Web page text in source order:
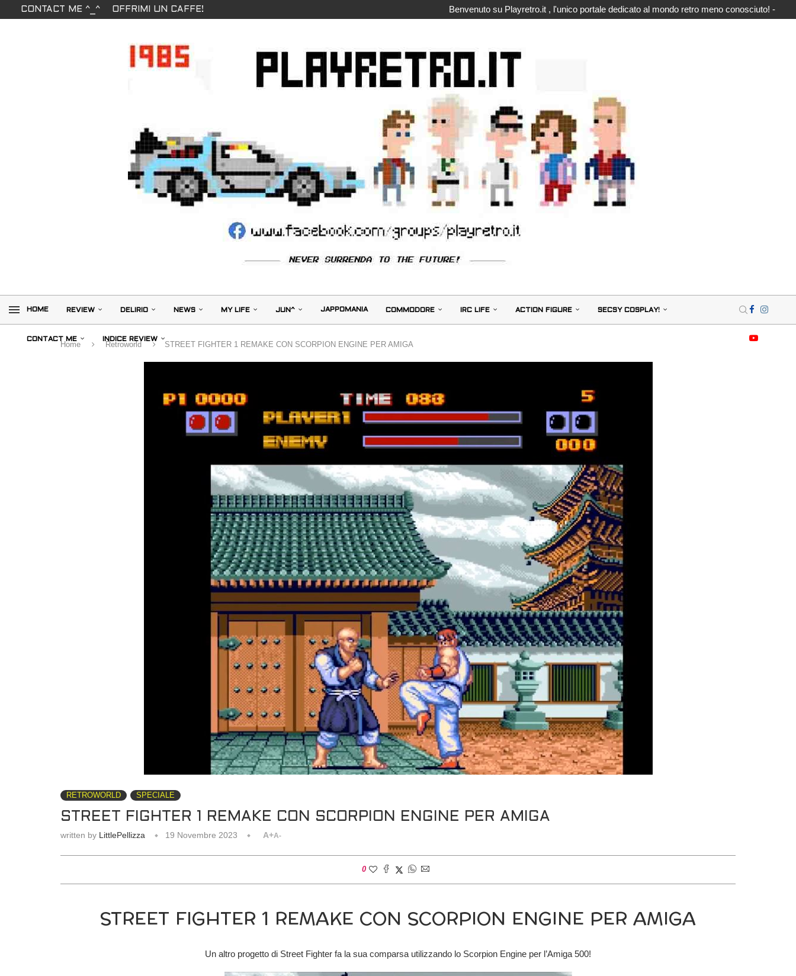
CONTACT ME ^_^ OFFRIMI UN CAFFE! Benvenuto su Playretro.it , l'unico portale dedicato al mondo retro meno conosciuto! -
HOME REVIEW DELIRIO NEWS MY LIFE JUN^ JAPPOMANIA COMMODORE IRC LIFE ACTION FIGURE SECSY COSPLAY!
CONTACT ME INDICE REVIEW
Home Retroworld STREET FIGHTER 1 REMAKE CON SCORPION ENGINE PER AMIGA
RETROWORLD SPECIALE
STREET FIGHTER 1 REMAKE CON SCORPION ENGINE PER AMIGA
written by LittlePellizza 19 Novembre 2023 A+A-
0
STREET FIGHTER 1 REMAKE CON SCORPION ENGINE PER AMIGA
Un altro progetto di Street Fighter fa la sua comparsa utilizzando lo Scorpion Engine per l’Amiga 500!